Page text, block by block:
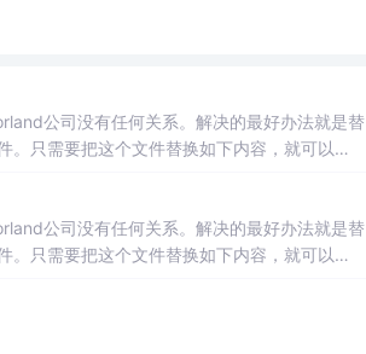
公司没有任何关系。解决的最好办法就是替
只需要把这个文件替换如下内容，就可以
公司没有任何关系。解决的最好办法就是替
只需要把这个文件替换如下内容，就可以